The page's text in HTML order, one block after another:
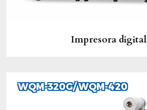
Impresora digital
WQM-320G/ WQM-420